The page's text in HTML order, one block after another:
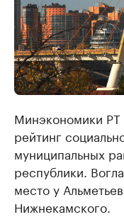
Минэкономики РТ
рейтинг
муниципальных
республики.
место у
Нижнекамского.